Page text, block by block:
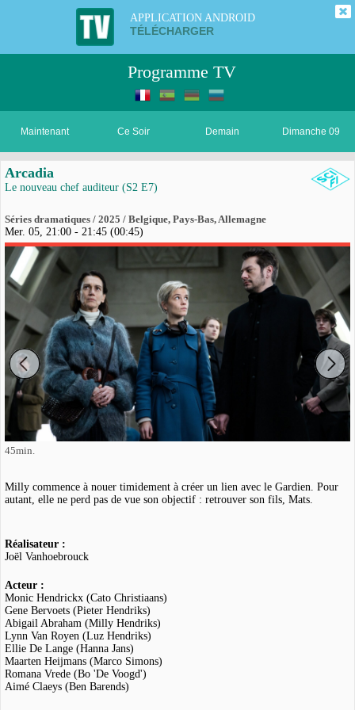
APPLICATION ANDROID
TÉLÉCHARGER
Programme TV
Maintenant Ce Soir Demain Dimanche 09
Arcadia
Le nouveau chef auditeur (S2 E7)
Séries dramatiques / 2025 / Belgique, Pays-Bas, Allemagne
Mer. 05, 21:00 - 21:45 (00:45)
45min.
Milly commence à nouer timidement à créer un lien avec le Gardien. Pour
autant, elle ne perd pas de vue son objectif : retrouver son fils, Mats.
Réalisateur :
Joël Vanhoebrouck
Acteur :
Monic Hendrickx (Cato Christiaans)
Gene Bervoets (Pieter Hendriks)
Abigail Abraham (Milly Hendriks)
Lynn Van Royen (Luz Hendriks)
Ellie De Lange (Hanna Jans)
Maarten Heijmans (Marco Simons)
Romana Vrede (Bo 'De Voogd')
Aimé Claeys (Ben Barends)